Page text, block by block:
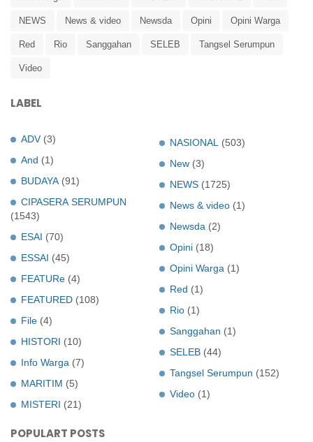
NEWS News & video Newsda Opini Opini Warga
Red Rio Sanggahan SELEB Tangsel Serumpun
Video
LABEL
ADV (3)
And (1)
BUDAYA (91)
CIPASERA SERUMPUN
(1543)
ESAI (70)
ESSAI (45)
FEATURe (4)
FEATURED (108)
File (4)
HISTORI (10)
Info Warga (7)
MARITIM (5)
MISTERI (21)
NASIONAL
(503)
New (3)
NEWS (1725)
News & video (1)
Newsda (2)
Opini (18)
Opini Warga (1)
Red (1)
Rio (1)
Sanggahan (1)
SELEB (44)
Tangsel Serumpun (152)
Video (1)
POPULART POSTS